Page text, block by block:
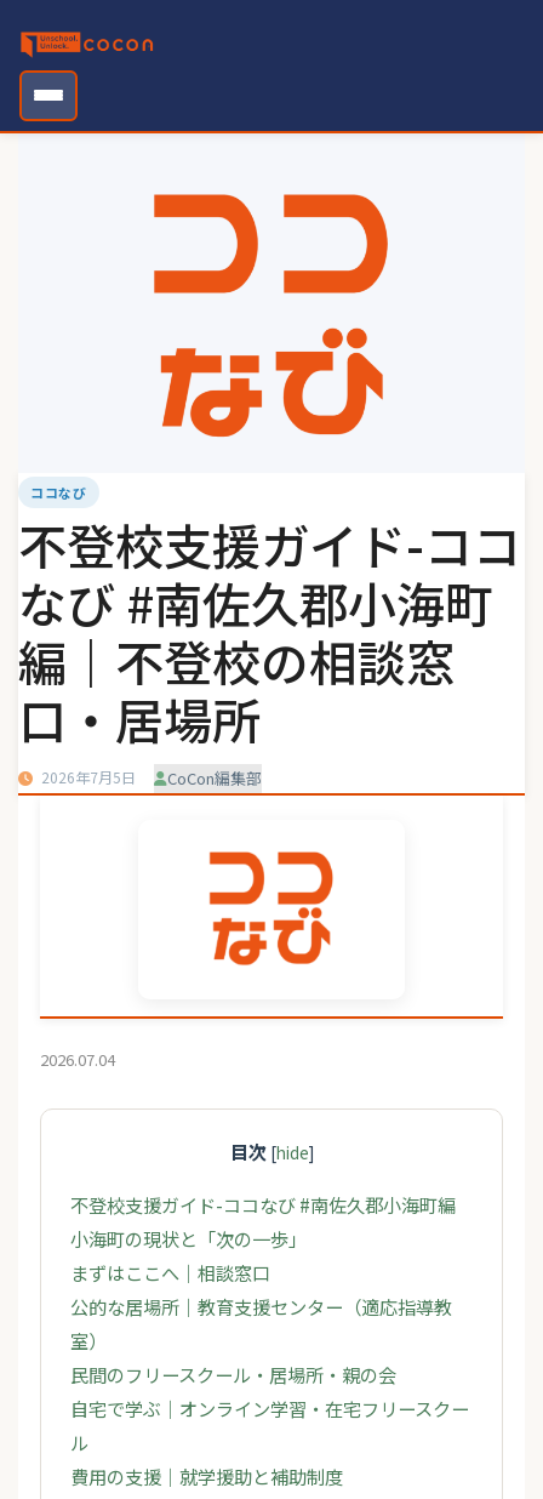
content
ココなび
不登校支援ガイド-ココ
なび #南佐久郡小海町
編｜不登校の相談窓
口・居場所
2026年7月5日 CoCon編集部
2026.07.04
目次 [hide]
不登校支援ガイド-ココなび #南佐久郡小海町編
小海町の現状と「次の一歩」
まずはここへ｜相談窓口
公的な居場所｜教育支援センター（適応指導教
室）
民間のフリースクール・居場所・親の会
自宅で学ぶ｜オンライン学習・在宅フリースクー
ル
費用の支援｜就学援助と補助制度